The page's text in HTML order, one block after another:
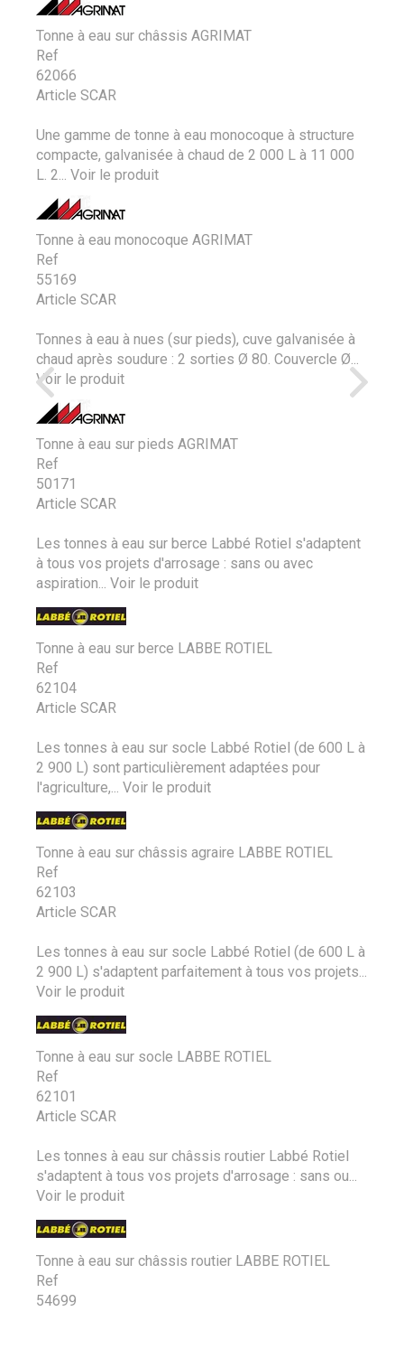
Tonne à eau sur châssis AGRIMAT
Ref
62066
Article SCAR
Une gamme de tonne à eau monocoque à structure
compacte, galvanisée à chaud de 2 000 L à 11 000
L. 2...
Voir le produit
Tonne à eau monocoque AGRIMAT
Ref
55169
Article SCAR
Tonnes à eau à nues (sur pieds), cuve galvanisée à
chaud après soudure : 2 sorties Ø 80. Couvercle Ø...
Voir le produit
Tonne à eau sur pieds AGRIMAT
Ref
50171
Article SCAR
Les tonnes à eau sur berce Labbé Rotiel s'adaptent
à tous vos projets d'arrosage : sans ou avec
aspiration...
Voir le produit
Tonne à eau sur berce LABBE ROTIEL
Ref
62104
Article SCAR
Les tonnes à eau sur socle Labbé Rotiel (de 600 L à
2 900 L) sont particulièrement adaptées pour
l'agriculture,...
Voir le produit
Tonne à eau sur châssis agraire LABBE ROTIEL
Ref
62103
Article SCAR
Les tonnes à eau sur socle Labbé Rotiel (de 600 L à
2 900 L) s'adaptent parfaitement à tous vos projets...
Voir le produit
Tonne à eau sur socle LABBE ROTIEL
Ref
62101
Article SCAR
Les tonnes à eau sur châssis routier Labbé Rotiel
s'adaptent à tous vos projets d'arrosage : sans ou...
Voir le produit
Tonne à eau sur châssis routier LABBE ROTIEL
Ref
54699